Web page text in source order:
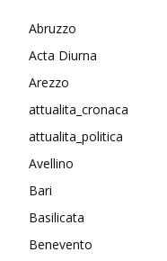
Abruzzo
Acta Diurna
Arezzo
attualita_cronaca
attualita_politica
Avellino
Bari
Basilicata
Benevento